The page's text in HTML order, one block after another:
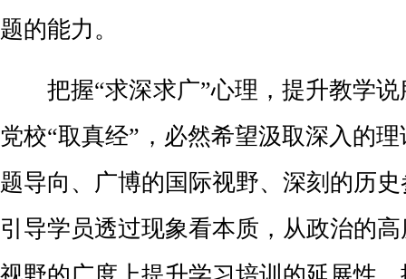
题的能力。
把握“求深求广”心理，提升教学说
党校“取真经”，必然希望汲取深入的
题导向、广博的国际视野、深刻的历
引导学员透过现象看本质，从政治的